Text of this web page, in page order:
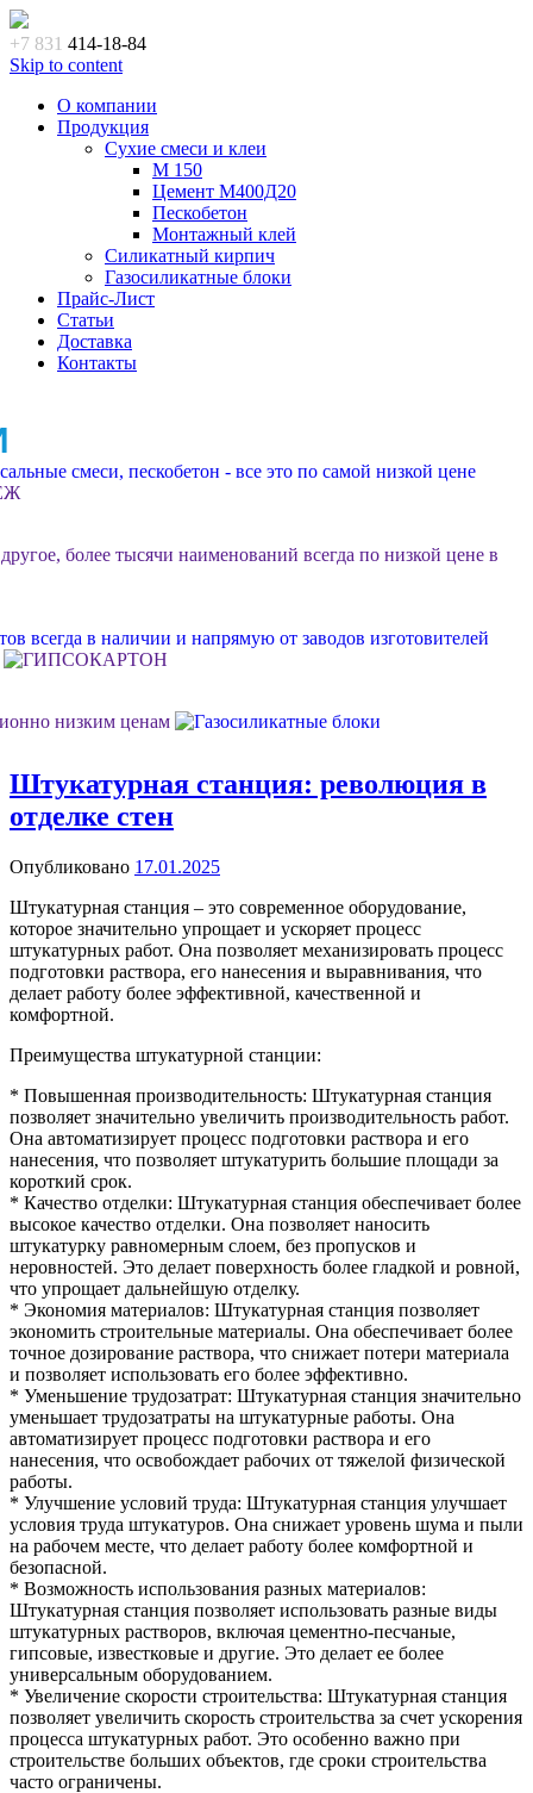
+7 831 414-18-84
Skip to content
О компании
Продукция
Сухие смеси и клеи
M 150
Цемент М400Д20
Пескобетон
Монтажный клей
Силикатный кирпич
Газосиликатные блоки
Прайс-Лист
Статьи
Доставка
Контакты
смеси, пескобетон - все это по самой низкой цене
более тысячи наименований всегда по низкой цене в
всегда в наличии и напрямую от заводов изготовителей
низким ценам
или объект, возможна разгрузка, фурные поставки еще
личный менеджер в стройдисконте "Мидгард"
качественной и недорогой отделки фасада
Штукатурная станция: революция в
отделке стен
Опубликовано 17.01.2025
Штукатурная станция – это современное оборудование,
которое значительно упрощает и ускоряет процесс
штукатурных работ. Она позволяет механизировать процесс
подготовки раствора, его нанесения и выравнивания, что
делает работу более эффективной, качественной и
комфортной.
Преимущества штукатурной станции:
* Повышенная производительность: Штукатурная станция
позволяет значительно увеличить производительность работ.
Она автоматизирует процесс подготовки раствора и его
нанесения, что позволяет штукатурить большие площади за
короткий срок.
* Качество отделки: Штукатурная станция обеспечивает более
высокое качество отделки. Она позволяет наносить
штукатурку равномерным слоем, без пропусков и
неровностей. Это делает поверхность более гладкой и ровной,
что упрощает дальнейшую отделку.
* Экономия материалов: Штукатурная станция позволяет
экономить строительные материалы. Она обеспечивает более
точное дозирование раствора, что снижает потери материала
и позволяет использовать его более эффективно.
* Уменьшение трудозатрат: Штукатурная станция значительно
уменьшает трудозатраты на штукатурные работы. Она
автоматизирует процесс подготовки раствора и его
нанесения, что освобождает рабочих от тяжелой физической
работы.
* Улучшение условий труда: Штукатурная станция улучшает
условия труда штукатуров. Она снижает уровень шума и пыли
на рабочем месте, что делает работу более комфортной и
безопасной.
* Возможность использования разных материалов:
Штукатурная станция позволяет использовать разные виды
штукатурных растворов, включая цементно-песчаные,
гипсовые, известковые и другие. Это делает ее более
универсальным оборудованием.
* Увеличение скорости строительства: Штукатурная станция
позволяет увеличить скорость строительства за счет ускорения
процесса штукатурных работ. Это особенно важно при
строительстве больших объектов, где сроки строительства
часто ограничены.